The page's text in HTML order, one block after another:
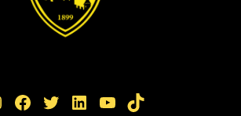
Facebook Twitter LinkedIn YouTube TikTok